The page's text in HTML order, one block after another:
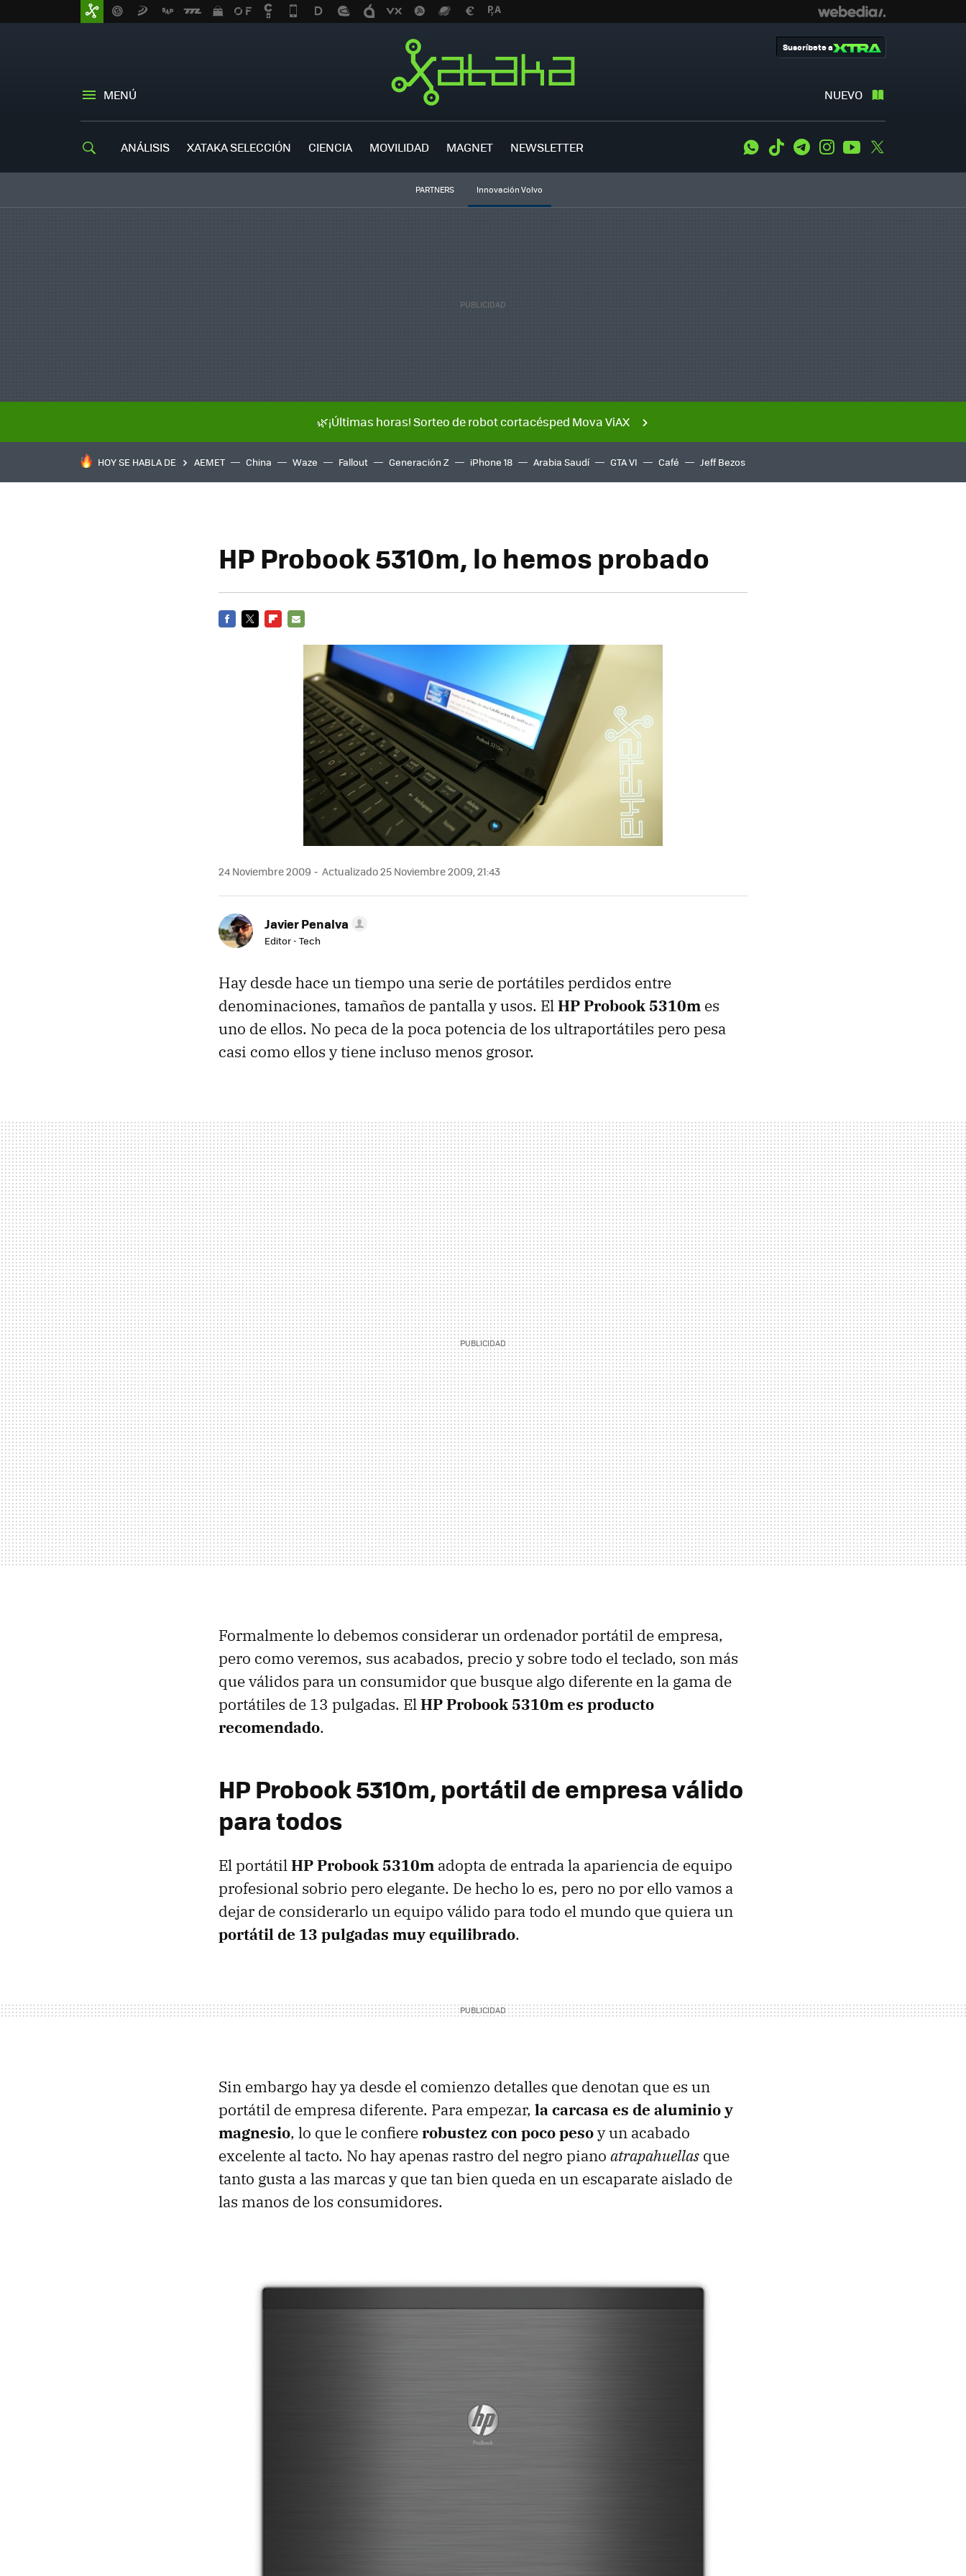
MENÚ NUEVO
Suscríbete a
ANÁLISIS XATAKA SELECCIÓN CIENCIA MOVILIDAD MAGNET NEWSLETTER WhatsApp
Tiktok TelegramInstagramYoutube
PARTNERS Innovación Volvo
🌿¡Últimas horas! Sorteo de robot cortacésped Mova ViAX
HOY SE HABLA DE AEMET China Waze Fallout Generación Z iPhone 18 Arabia Saudí GTA VI Café Jeff Bezos
HP Probook 5310m, lo hemos probado
24 Noviembre 2009 Actualizado 25 Noviembre 2009, 21:43
Javier Penalva
Editor - Tech
Hay desde hace un tiempo una serie de portátiles perdidos entre
denominaciones, tamaños de pantalla y usos. ElHP Probook 5310m es
uno de ellos. No peca de la poca potencia de los ultraportátiles pero pesa
casi como ellos y tiene incluso menos grosor.
Formalmente lo debemos considerar un ordenador portátil de empresa,
pero como veremos, sus acabados, precio y sobre todo el teclado, son más
que válidos para un consumidor que busque algo diferente en la gama de
portátiles de 13 pulgadas. ElHP Probook 5310m es producto
recomendado.
HP Probook 5310m, portátil de empresa válido
para todos
El portátilHP Probook 5310m adopta de entrada la apariencia de equipo
profesional sobrio pero elegante. De hecho lo es, pero no por ello vamos a
dejar de considerarlo un equipo válido para todo el mundo que quiera un
portátil de 13 pulgadas muy equilibrado.
Sin embargo hay ya desde el comienzo detalles que denotan que es un
portátil de empresa diferente. Para empezar, la carcasa es de aluminio y
magnesio, lo que le confiererobustez con poco pesoy un acabado
excelente al tacto. No hay apenas rastro del negro piano atrapahuellas que
tanto gusta a las marcas y que tan bien queda en un escaparate aislado de
las manos de los consumidores.